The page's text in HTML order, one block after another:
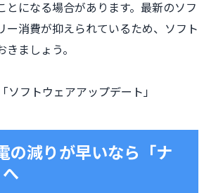
とになる場合があります。最新のソフ
ー消費が抑えられているため、ソフト
ましょう。
ソフトウェアアップデート」
の減りが早いなら「ナ